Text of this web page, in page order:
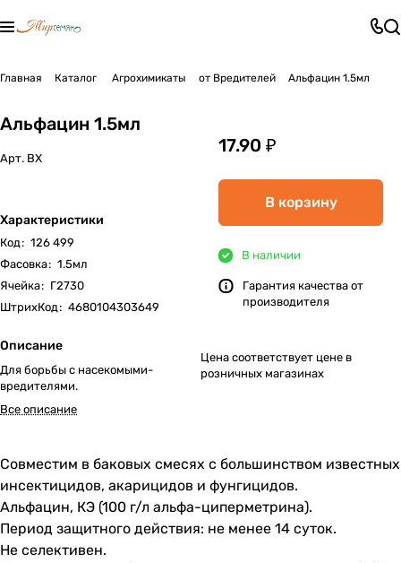
Главная Каталог Агрохимикаты от Вредителей Альфацин 1.5мл
Альфацин 1.5мл
Арт. ВХ
Характеристики
Код: 126 499
Фасовка: 1.5мл
Ячейка: Г2730
ШтрихКод: 4680104303649
Описание
Для борьбы с насекомыми-
вредителями.
Все описание
17.90 ₽
В корзину
В наличии
Гарантия качества от
производителя
Цена соответствует цене в
розничных магазинах
Совместим в баковых смесях с большинством известных
инсектицидов, акарицидов и фунгицидов.
Альфацин, КЭ (100 г/л альфа-циперметрина).
Период защитного действия: не менее 14 суток.
Не селективен.